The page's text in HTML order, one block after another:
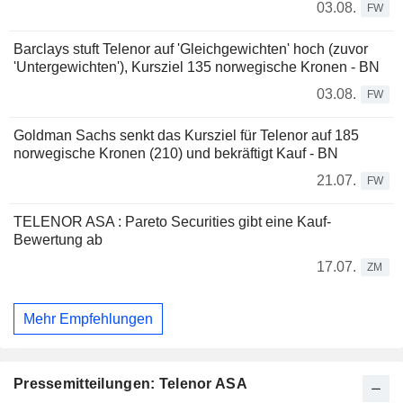
03.08. FW
Barclays stuft Telenor auf 'Gleichgewichten' hoch (zuvor
'Untergewichten'), Kursziel 135 norwegische Kronen - BN
03.08.
FW
Goldman Sachs senkt das Kursziel für Telenor auf 185
norwegische Kronen (210) und bekräftigt Kauf - BN
21.07.
FW
TELENOR ASA : Pareto Securities gibt eine Kauf-
Bewertung ab
17.07.
ZM
Mehr Empfehlungen
Pressemitteilungen: Telenor ASA